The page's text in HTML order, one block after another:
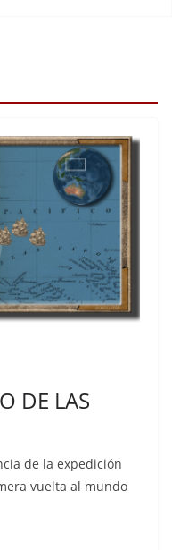
DE LAS
de la expedición
vuelta al mundo